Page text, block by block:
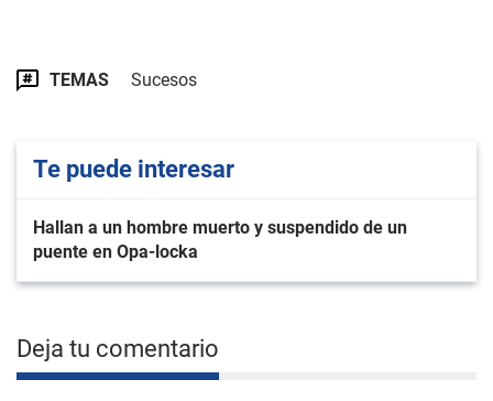
TEMAS Sucesos
Te puede interesar
Hallan a un hombre muerto y suspendido de un
puente en Opa-locka
Deja tu comentario